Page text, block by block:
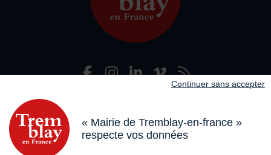
« Mairie de Tremblay-en-france »
respecte vos données
Continuer sans accepter
Nous suivre
Facebook
InstagramLinkedIn
Adresse dans le pied de page
18 boulevard de l’Hôtel de Ville, 93290 Tremblay-en-France
Horaires
Du lundi au vendredi de 8h30 à 12h et de 13h à 17h
Le samedi de 8h30 à 12h